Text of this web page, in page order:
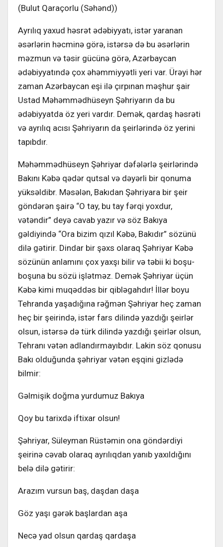
(Bulut Qaraçorlu (Səhənd))
Ayrılıq yaxud həsrət ədəbiyyatı, istər yaranan
əsərlərin həcminə görə, istərsə də bu əsərlərin
məzmun və təsir gücünə görə, Azərbaycan
ədəbiyyatındə çox əhəmmiyyətli yeri var. Ürəyi hər
zaman Azərbaycan eşi ilə çırpınan məşhur şair
Ustad Məhəmmədhüseyn Şəhriyarın da bu
ədəbiyyatda öz yeri vardır. Demək, qardaş həsrəti
və ayrılıq acısı Şəhriyarın da şeirlərində öz yerini
tapıbdır.
Məhəmmədhüseyn Şəhriyar dəfələrlə şeirlərində
Bakını Kəbə qədər qutsal və dəyərli bir qonuma
yüksəldibr. Məsələn, Bakıdan Şəhriyara bir şeir
göndərən şairə “O tay, bu tay fərqi yoxdur,
vətəndir” deyə cavab yazır və söz Bakıya
gəldiyində “Ora bizim qızıl Kəbə, Bakıdır” sözünü
dilə gətirir. Dindar bir şəxs olaraq Şəhriyar Kəbə
sözünün anlamını çox yaxşı bilir və təbii ki boşu-
boşuna bu sözü işlətməz. Demək Şəhriyar üçün
Kəbə kimi muqəddəs bir qibləgahdır! İllər boyu
Tehranda yaşadığına rəğmən Şəhriyar heç zaman
heç bir şeirində, istər fars dilində yazdığı şeirlər
olsun, istərsə də türk dilində yazdığı şeirlər olsun,
Tehranı vətən adlandırmayıbdır. Lakin söz qonusu
Bakı olduğunda şəhriyar vətən eşqini gizlədə
bilmir:
Gəlmişik doğma yurdumuz Bakıya
Qoy bu tarixdə iftixar olsun!
Şəhriyar, Süleyman Rüstəmin ona göndərdiyi
şeirinə cəvab olaraq ayrılıqdan yanıb yaxıldığını
belə dilə gətirir:
Arazım vursun baş, daşdan daşa
Göz yaşı gərək başlardan aşa
Necə yad olsun qardaş qardaşa